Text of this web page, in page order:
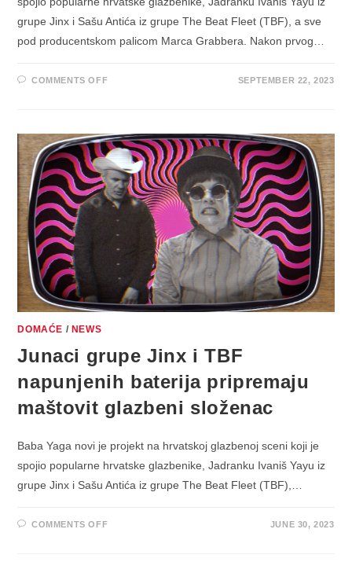
grupe Jinx i Sašu Antića iz grupe The Beat Fleet (TBF), a sve
pod producentskom palicom Marca Grabbera. Nakon prvog…
COMMENTS OFFON
SVOJEM
GLAZBENOM
SLOŽENCU
DODAJU
ZARAZAN
SINGL
“ALERGIJA”
SEPTEMBER 22, 2023
DOMAĆE / NEWS
Junaci grupe Jinx i TBF
napunjenih baterija pripremaju
maštovit glazbeni složenac
Baba Yaga novi je projekt na hrvatskoj glazbenoj sceni koji je
spojio popularne hrvatske glazbenike, Jadranku Ivaniš Yayu iz
grupe Jinx i Sašu Antića iz grupe The Beat Fleet (TBF),…
COMMENTS OFFON
JUNE 30, 2023